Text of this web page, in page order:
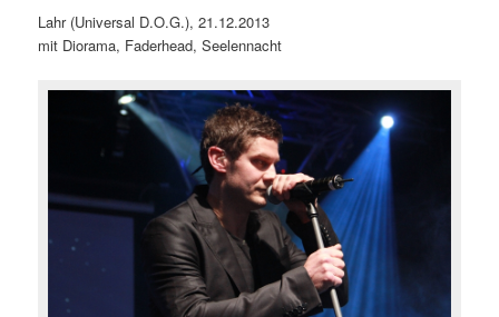
Lahr (Universal D.O.G.), 21.12.2013
mit Diorama, Faderhead, Seelennacht